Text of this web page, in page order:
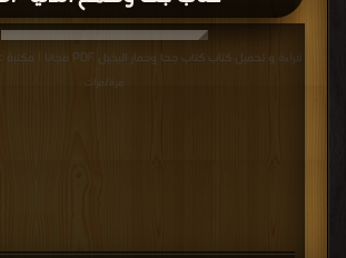
قراءة و تحميل كتاب كتاب جحا وحمار البخيل PDF مجانا | مكتبة >
مرة/مرات